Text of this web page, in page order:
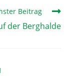
Beitrag
der Berghalde